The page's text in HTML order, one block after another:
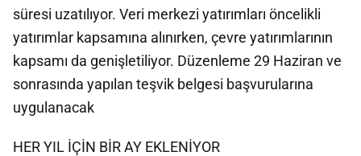
süresi uzatılıyor. Veri merkezi yatırımları öncelikli
yatırımlar kapsamına alınırken, çevre yatırımlarının
kapsamı da genişletiliyor. Düzenleme 29 Haziran ve
sonrasında yapılan teşvik belgesi başvurularına
uygulanacak
HER YIL İÇİN BİR AY EKLENİYOR